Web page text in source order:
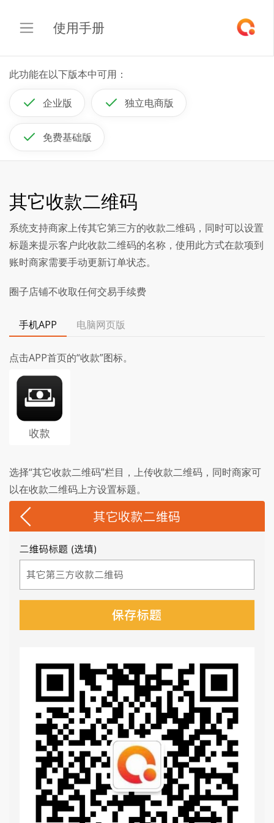
使用手册
此功能在以下版本中可用：
企业版 独立电商版
免费基础版
其它收款二维码
系统支持商家上传其它第三方的收款二维码，同时可以设置
标题来提示客户此收款二维码的名称，使用此方式在款项到
账时商家需要手动更新订单状态。
圈子店铺不收取任何交易手续费
手机APP 电脑网页版
点击APP首页的“收款”图标。
选择“其它收款二维码”栏目，上传收款二维码，同时商家可
以在收款二维码上方设置标题。